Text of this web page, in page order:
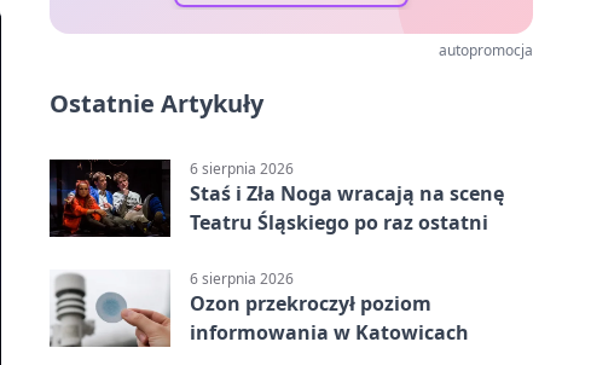
autopromocja
Ostatnie Artykuły
6 sierpnia 2026
Staś i Zła Noga wracają na scenę
Teatru Śląskiego po raz ostatni
6 sierpnia 2026
Ozon przekroczył poziom
informowania w Katowicach